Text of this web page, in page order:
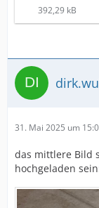
392,29 kB
31. Mai 2025 um
das mittlere Bild
hochgeladen